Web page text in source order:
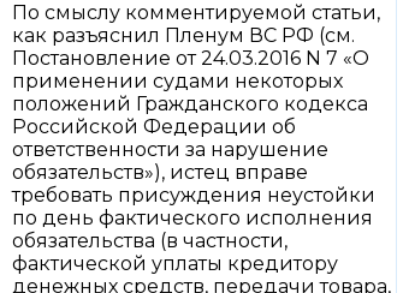
По смыслу комментируемой статьи,
как разъяснил Пленум ВС РФ (см.
Постановление от 24.03.2016 N 7 «О
применении судами некоторых
положений Гражданского кодекса
Российской Федерации об
ответственности за нарушение
обязательств»), истец вправе
требовать присуждения неустойки
по день фактического исполнения
обязательства (в частности,
фактической уплаты кредитору
денежных средств, передачи товара,